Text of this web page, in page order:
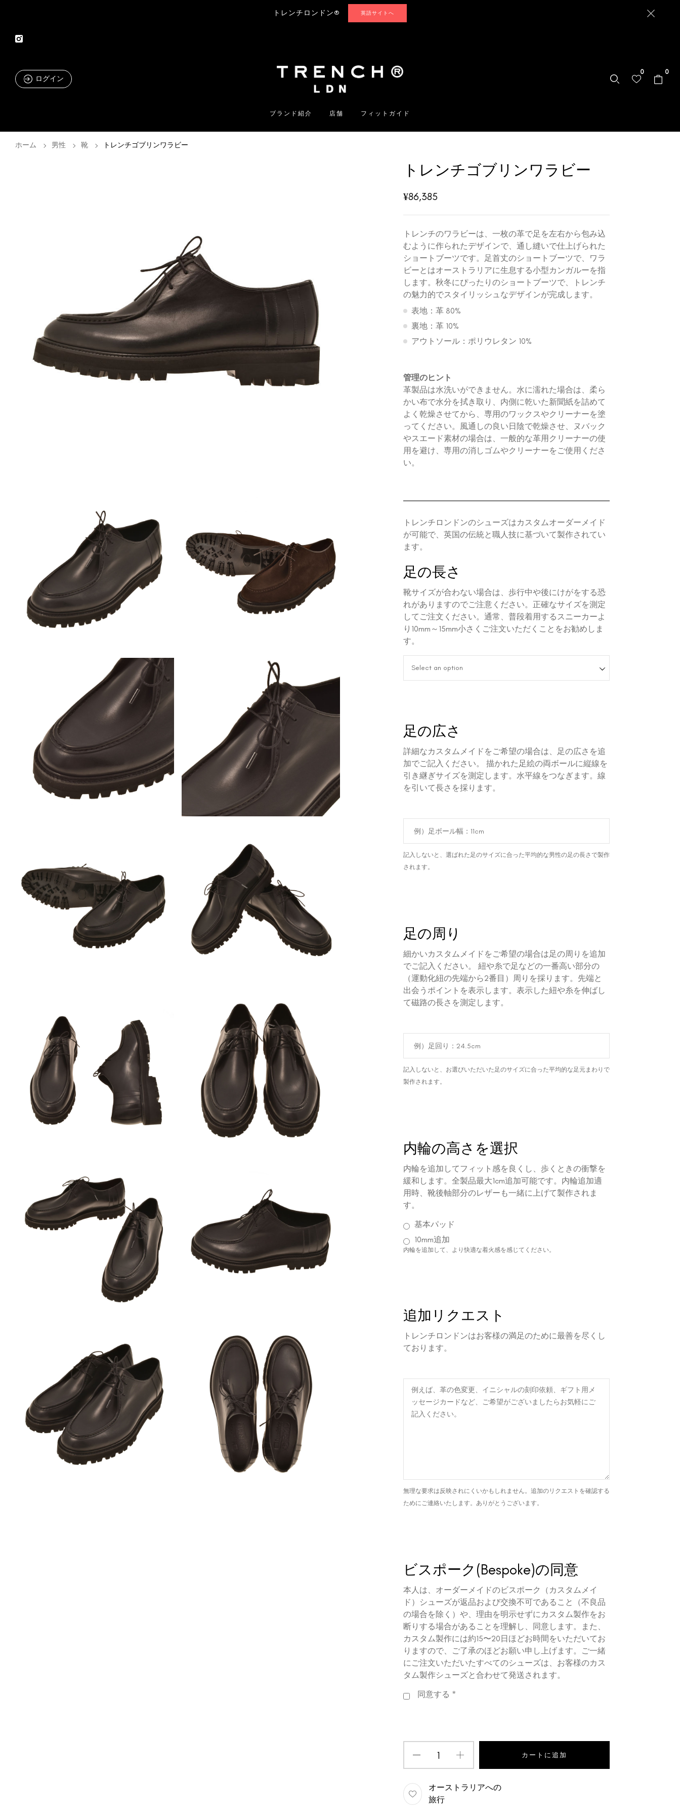
トレンチロンドン® 英語サイトへ
ログイン
0 0
ブランド紹介 店舗 フィットガイド
ホーム 男性 靴 トレンチゴブリンワラビー
トレンチゴブリンワラビー
¥86,385
トレンチのワラビーは、一枚の革で足を左右から包み込
むように作られたデザインで、通し縫いで仕上げられた
ショートブーツです。足首丈のショートブーツで、ワラ
ビーとはオーストラリアに生息する小型カンガルーを指
します。秋冬にぴったりのショートブーツで、トレンチ
の魅力的でスタイリッシュなデザインが完成します。
表地：革 80%
裏地：革 10%
アウトソール：ポリウレタン 10%
管理のヒント
革製品は水洗いができません。水に濡れた場合は、柔ら
かい布で水分を拭き取り、内側に乾いた新聞紙を詰めて
よく乾燥させてから、専用のワックスやクリーナーを塗
ってください。風通しの良い日陰で乾燥させ、ヌバック
やスエード素材の場合は、一般的な革用クリーナーの使
用を避け、専用の消しゴムやクリーナーをご使用くださ
い。
トレンチロンドンのシューズはカスタムオーダーメイド
が可能で、英国の伝統と職人技に基づいて製作されてい
ます。
足の長さ
靴サイズが合わない場合は、歩行中や後にけがをする恐
れがありますのでご注意ください。正確なサイズを測定
してご注文ください。通常、普段着用するスニーカーよ
り10mm～15mm小さくご注文いただくことをお勧めしま
す。
Select an option
足の広さ
詳細なカスタムメイドをご希望の場合は、足の広さを追
加でご記入ください。 描かれた足絵の両ボールに縦線を
引き継ぎサイズを測定します。水平線をつなぎます。線
を引いて長さを採ります。
記入しないと、選ばれた足のサイズに合った平均的な男性の足の長さで製作
されます。
足の周り
細かいカスタムメイドをご希望の場合は足の周りを追加
でご記入ください。 紐や糸で足などの一番高い部分の
（運動化紐の先端から2番目）周りを採ります。先端と
出会うポイントを表示します。表示した紐や糸を伸ばし
て磁路の長さを測定します。
記入しないと、お選びいただいた足のサイズに合った平均的な足元まわりで
製作されます。
内輪の高さを選択
内輪を追加してフィット感を良くし、歩くときの衝撃を
緩和します。全製品最大1cm追加可能です。内輪追加適
用時、靴後軸部分のレザーも一緒に上げて製作されま
す。
基本パッド
10mm追加
内輪を追加して、より快適な着火感を感じてください。
追加リクエスト
トレンチロンドンはお客様の満足のために最善を尽くし
ております。
無理な要求は反映されにくいかもしれません。追加のリクエストを確認する
ためにご連絡いたします。ありがとうございます。
ビスポーク(Bespoke)の同意
本人は、オーダーメイドのビスポーク（カスタムメイ
ド）シューズが返品および交換不可であること（不良品
の場合を除く）や、理由を明示せずにカスタム製作をお
断りする場合があることを理解し、同意します。また、
カスタム製作には約15〜20日ほどお時間をいただいてお
りますので、ご了承のほどお願い申し上げます。ご一緒
にご注文いただいたすべてのシューズは、お客様のカス
タム製作シューズと合わせて発送されます。
同意する *
カートに追加
オーストラリアへの
旅行